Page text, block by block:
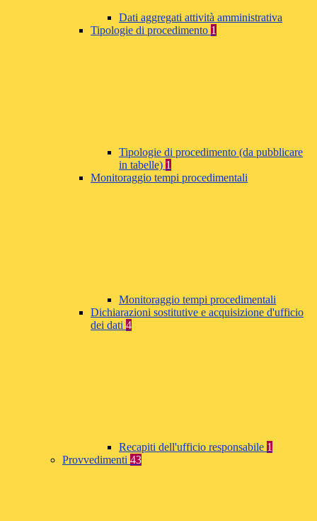
Dati aggregati attività amministrativa
Tipologie di procedimento 1
Tipologie di procedimento (da pubblicare
in tabelle) 1
Monitoraggio tempi procedimentali
Monitoraggio tempi procedimentali
Dichiarazioni sostitutive e acquisizione d'ufficio
dei dati 4
Recapiti dell'ufficio responsabile 1
Provvedimenti 43